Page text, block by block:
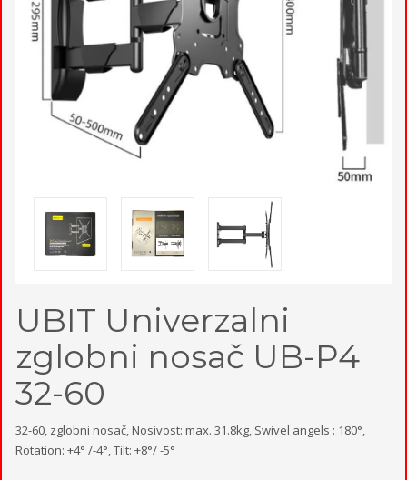
UBIT Univerzalni
zglobni nosač UB-P4
32-60
32-60, zglobni nosač, Nosivost: max. 31.8kg, Swivel angels : 180°,
Rotation: +4° /-4°, Tilt: +8°/ -5°